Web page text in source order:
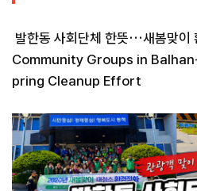
발한동 사회단체 한뜻…새봄맞이
Community Groups in
pring Cleanup Effort